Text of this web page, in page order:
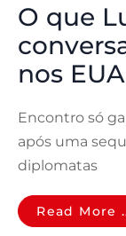
O que
nos EUA
Encontro só
após uma
diplomatas
Read More